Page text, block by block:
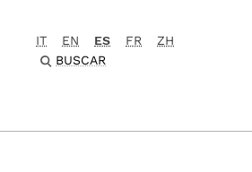
IT EN ES FR
ZH
BUSCAR